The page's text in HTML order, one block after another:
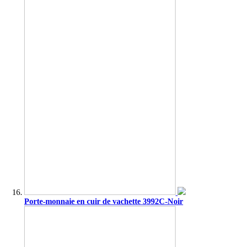
Porte-monnaie en cuir de vachette 3992C-Noir